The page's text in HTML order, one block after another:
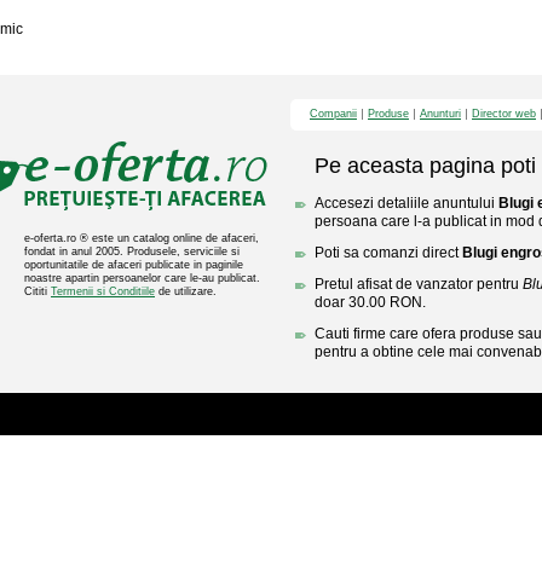
mic
e-oferta.ro ® este un catalog online de afaceri,
fondat in anul 2005. Produsele, serviciile si
oportunitatile de afaceri publicate in paginile
noastre apartin persoanelor care le-au publicat.
Cititi Termenii si Conditiile de utilizare.
Companii Produse Anunturi Director web
Pe aceasta pagina poti
Accesezi detaliile anuntului Blugi
persoana care l-a publicat in mod
Poti sa comanzi direct Blugi
Pretul afisat de vanzator pentru
doar 30.00 RON.
Cauti firme care ofera produse
pentru a obtine cele mai